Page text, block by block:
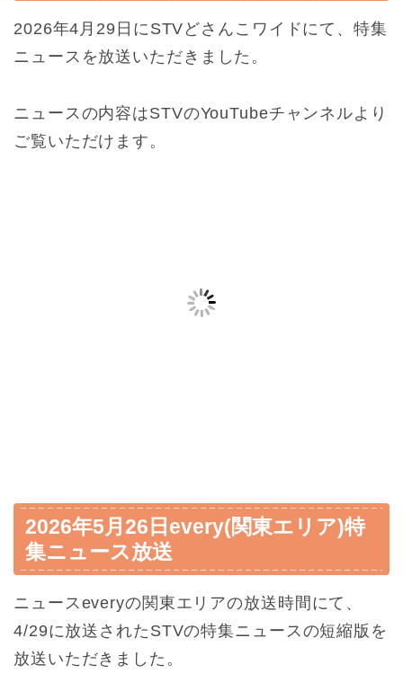
2026年4月29日にSTVどさんこワイドにて、特集
ニュースを放送いただきました。
ニュースの内容はSTVのYouTubeチャンネルより
ご覧いただけます。
2026年5月26日every(関東エリア)特
集ニュース放送
ニュースeveryの関東エリアの放送時間にて、
4/29に放送されたSTVの特集ニュースの短縮版を
放送いただきました。